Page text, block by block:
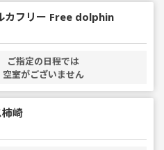
カフリー Free dolphin
ご指定の日程では
空室がございません
崎